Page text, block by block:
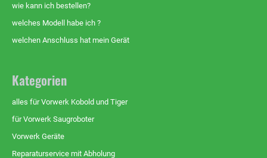
wie kann ich bestellen?
welches Modell habe ich ?
welchen Anschluss hat mein Gerät
Kategorien
alles für Vorwerk Kobold und Tiger
für Vorwerk Saugroboter
Vorwerk Geräte
Reparaturservice mit Abholung